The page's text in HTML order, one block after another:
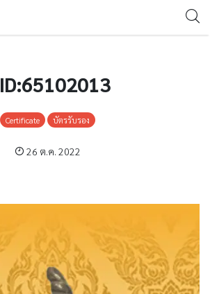
ID:65102013
Certificate บัตรรับรอง
26 ต.ค. 2022